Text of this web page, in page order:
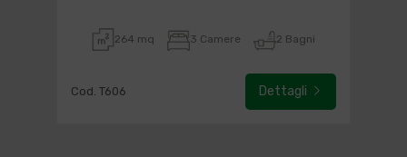
264 mq 3 Camere 2 Bagni
Cod. T606 Dettagli